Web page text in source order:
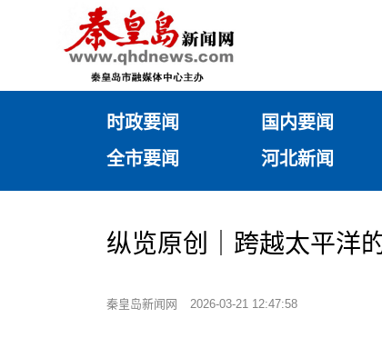
时政要闻 国内要闻
全市要闻
河北新闻
纵览原创｜跨越太平洋
秦皇岛新闻网 2026-03-21 12:47:58